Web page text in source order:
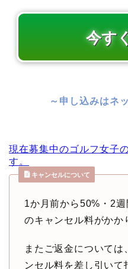
～申し込みはネ
現在募集中のゴルフ女子
す。
キャンセルについて
1か月前から50%・2
のキャンセル料がかか
またご返金については
ンセル料を差し引いて